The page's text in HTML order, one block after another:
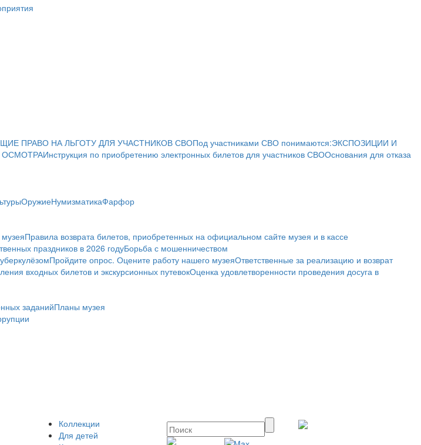
ПРАВО НА ЛЬГОТУ ДЛЯ УЧАСТНИКОВ СВОПод участниками СВО понимаются:ЭКСПОЗИЦИИ И
ОСМОТРАИнструкция по приобретению электронных билетов для участников СВООснования для отказа
ОружиеНумизматикаФарфор
Правила возврата билетов, приобретенных на официальном сайте музея и в кассе
праздников в 2026 годуБорьба с мошенничеством
Пройдите опрос. Оцените работу нашего музеяОтветственные за реализацию и возврат
входных билетов и экскурсионных путевокОценка удовлетворенности проведения досуга в
заданийПланы музея
Коллекции
Для детей